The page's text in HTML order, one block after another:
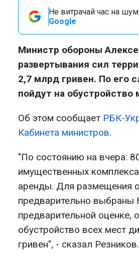
Не витрачай час на
Google
Министр обороны
развертывания сил
2,7 млрд гривен. По его
пойдут на
Об этом сообщает РБК-
Кабинета министров.
"По состоянию на вчера:
имущественных
аренды. Для размещения
предварительно
предварительной оценке,
обустройство всех мест
гривен", - сказал Резников.